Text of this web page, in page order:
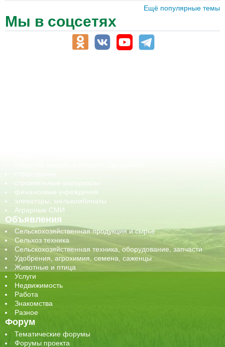
Ещё популярные темы
Мы в соцсетях
строительные материалы
финансовые учреждения
элеваторы, мелькомбинаты
Аграрные СМИ
Объявления
Сельскохозяйственная продукция и сырье
Сельхоз техника
Сельскохозяйственная техника, оборудование, запчасти
Удобрения, агрохимия, семена, саженцы
Животные и птица
Услуги
Недвижимость
Работа
Знакомства
Разное
Форум
Тематические форумы
Форумы проекта